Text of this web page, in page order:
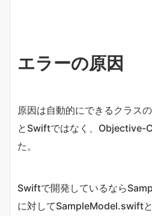
エラーの原因
原因は自動的にできるクラス
とSwiftではなく、Objective-
た。
Swiftで開発しているなら
に対してSampleModel.swift